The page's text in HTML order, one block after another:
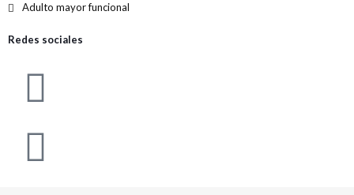
Adulto mayor funcional
Redes sociales